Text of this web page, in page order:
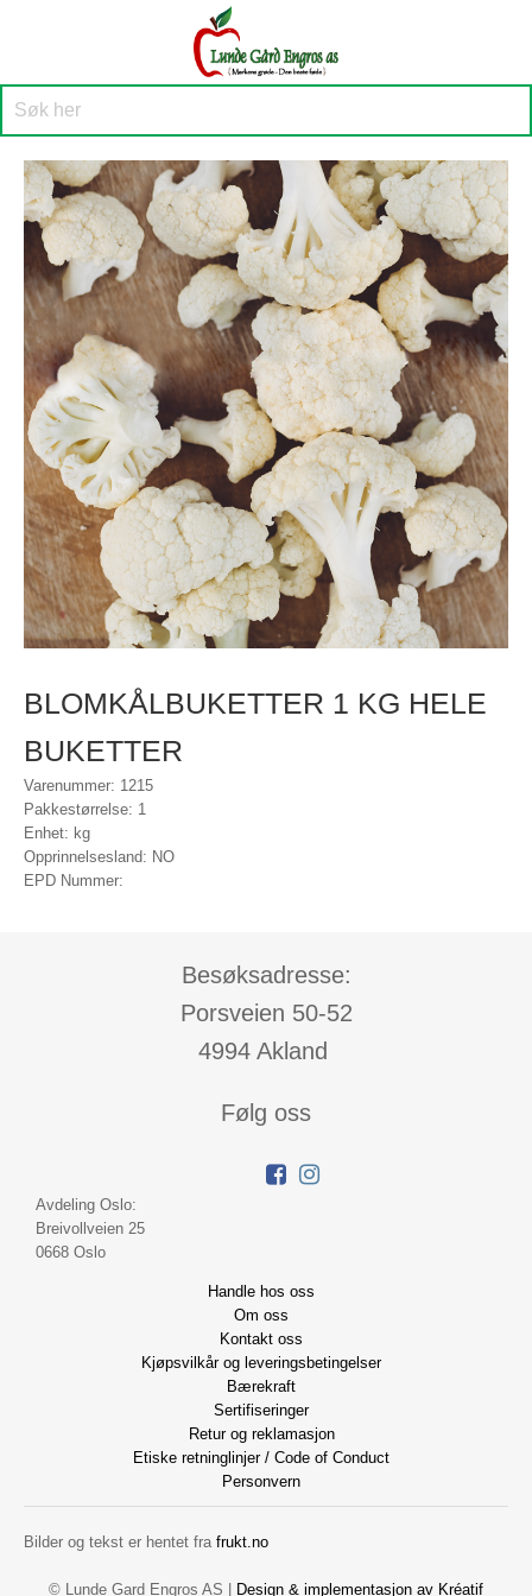
BLOMKÅLBUKETTER 1 KG HELE
BUKETTER
Varenummer: 1215
Pakkestørrelse: 1
Enhet: kg
Opprinnelsesland: NO
EPD Nummer:
Besøksadresse:
Porsveien 50-52
4994 Akland
Følg oss
Avdeling Oslo:
Breivollveien 25
0668 Oslo
Handle hos oss
Om oss
Kontakt oss
Kjøpsvilkår og leveringsbetingelser
Bærekraft
Sertifiseringer
Retur og reklamasjon
Etiske retninglinjer / Code of Conduct
Personvern
Bilder og tekst er hentet fra frukt.no
© Lunde Gard Engros AS | Design & implementasjon av Kréatif